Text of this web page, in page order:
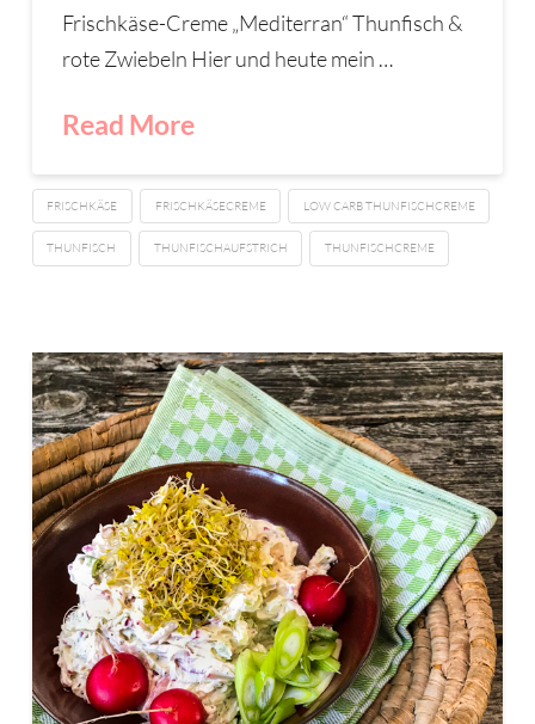
Frischkäse-Creme „Mediterran“ Thunfisch &
rote Zwiebeln Hier und heute mein …
Read More
FRISCHKÄSE FRISCHKÄSECREME LOW CARB THUNFISCHCREME
THUNFISCH THUNFISCHAUFSTRICH THUNFISCHCREME